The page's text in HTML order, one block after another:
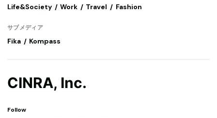
Life&Society
Work Travel Fashion
サブメディア
Fika Kompass
CINRA, Inc.
Follow